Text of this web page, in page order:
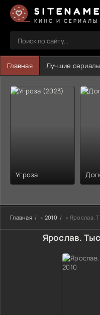
SITENAME
КИНО И СЕРИАЛЫ
Главная Лучшие сериалы
Угроза
Главная » 2010 » Ярослав.
Ярослав.